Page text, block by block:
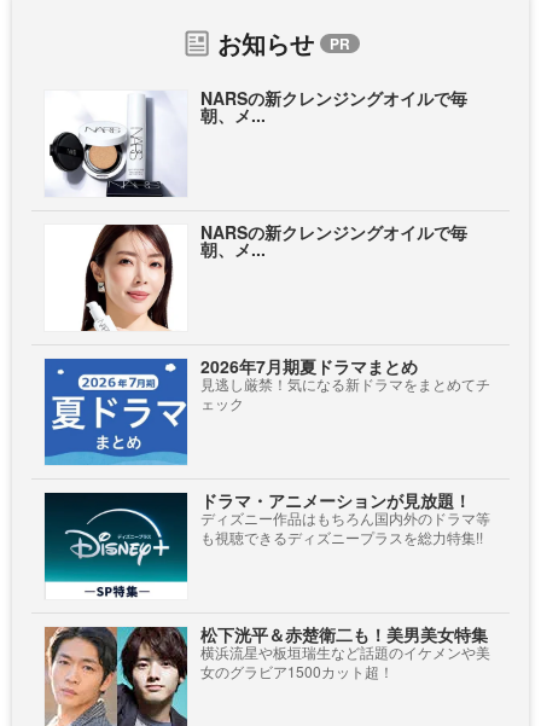
お知らせ
NARSの新クレンジングオイルで毎
朝、メ...
NARSの新クレンジングオイルで毎
朝、メ...
2026年7月期夏ドラマまとめ
見逃し厳禁！気になる新ドラマをまとめてチ
ェック
ドラマ・アニメーションが見放題！
ディズニー作品はもちろん国内外のドラマ等
も視聴できるディズニープラスを総力特集!!
松下洸平＆赤楚衛二も！美男美女特集
横浜流星や板垣瑞生など話題のイケメンや美
女のグラビア1500カット超！